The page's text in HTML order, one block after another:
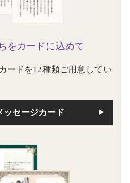
をカードに込めて
ードを12種類ご用意してい
ッセージカード